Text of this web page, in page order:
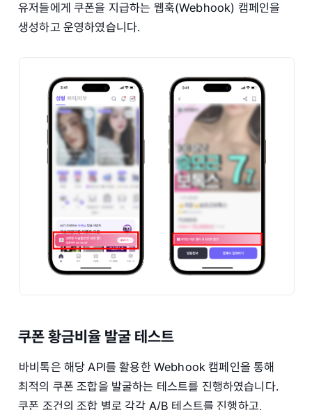
유저들에게 쿠폰을 지급하는 웹훅(Webhook) 캠페인을
생성하고 운영하였습니다.
쿠폰 황금비율 발굴 테스트
바비톡은 해당 API를 활용한 Webhook 캠페인을 통해
최적의 쿠폰 조합을 발굴하는 테스트를 진행하였습니다.
쿠폰 조건의 조합 별로 각각 A/B 테스트를 진행하고,